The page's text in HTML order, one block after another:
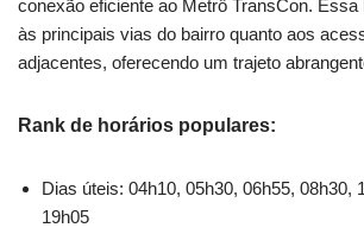
conexão eficiente ao Metrô TransCon. Essa
às principais vias do bairro quanto aos
adjacentes, oferecendo um trajeto
Rank de horários populares:
Dias úteis: 04h10, 05h30, 06h55, 08h30,
19h05